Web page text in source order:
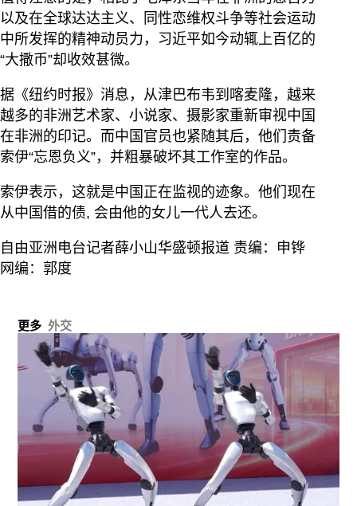
以及在全球达达主义、同性恋维权斗争等社会运动
中所发挥的精神动员力，习近平如今动辄上百亿的
“大撒币”却收效甚微。
据《纽约时报》消息，从津巴布韦到喀麦隆，越来
越多的非洲艺术家、小说家、摄影家重新审视中国
在非洲的印记。而中国官员也紧随其后，他们责备
索伊“忘恩负义”，并粗暴破坏其工作室的作品。
索伊表示，这就是中国正在监视的迹象。他们现在
从中国借的债, 会由他的女儿一代人去还。
自由亚洲电台记者薛小山华盛顿报道 责编：申铧
网编：郭度
更多 外交